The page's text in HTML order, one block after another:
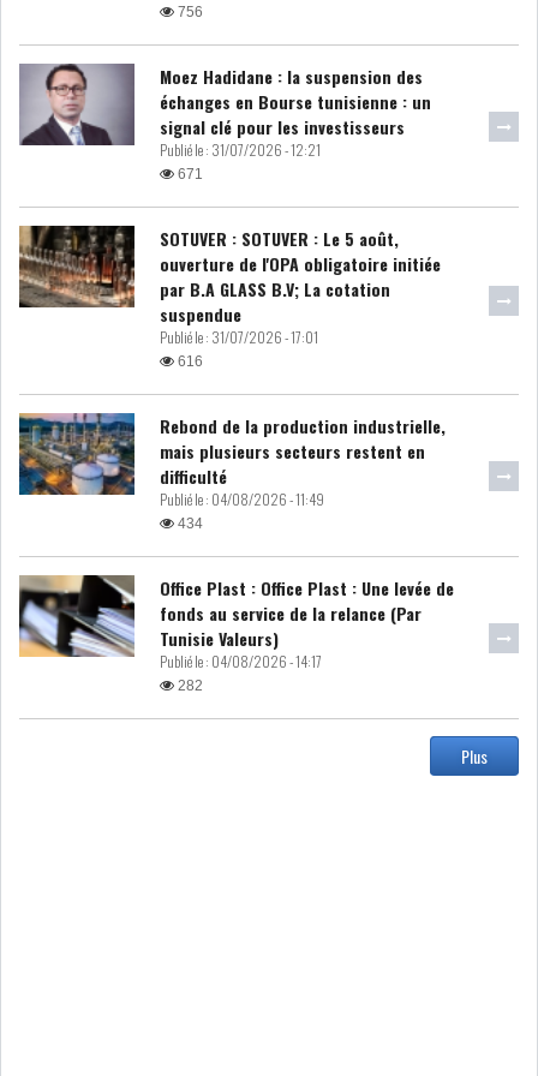
DIVERS
ASSEMBLÉE DES
REPRÉSENTANTS DU
PEUPLE (ARP)
SAIED LIMOGE LA MINISTRE DE
L'INDUS...
SARRA ZAAFRANI ZENZRI
NOUVELLE CHEFFE DU...
REMPLACE SIHEM BOUG...
MAGHREB
756
Moez Hadidane : la suspension des
échanges en Bourse tunisienne : un
signal clé pour les investisseurs
Publié le : 31/07/2026 - 12:21
671
SOTUVER : SOTUVER : Le 5 août,
ouverture de l'OPA obligatoire initiée
par B.A GLASS B.V; La cotation
suspendue
Publié le : 31/07/2026 - 17:01
616
Rebond de la production industrielle,
mais plusieurs secteurs restent en
difficulté
Publié le : 04/08/2026 - 11:49
434
Office Plast : Office Plast : Une levée de
fonds au service de la relance (Par
Tunisie Valeurs)
Publié le : 04/08/2026 - 14:17
282
Plus